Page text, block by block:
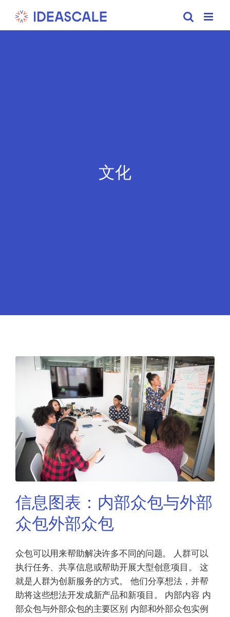
文化
信息图表：内部众包与外部
众包外部众包
众包可以用来帮助解决许多不同的问题。 人群可以
执行任务、共享信息或帮助开展大型创意项目。 这
就是人群为创新服务的方式。 他们分享想法，并帮
助将这些想法开发成新产品和新项目。 内部内容 内
部众包与外部众包的主要区别 内部和外部众包实例